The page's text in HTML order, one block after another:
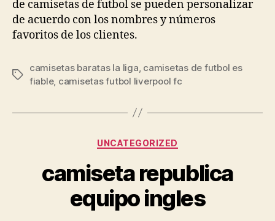
de camisetas de futbol se pueden personalizar
de acuerdo con los nombres y números
favoritos de los clientes.
Etiquetas
camisetas baratas la liga camisetas de futbol es
fiable, camisetas futbol liverpool fc
Categorías
UNCATEGORIZED
camiseta republica
equipo ingles